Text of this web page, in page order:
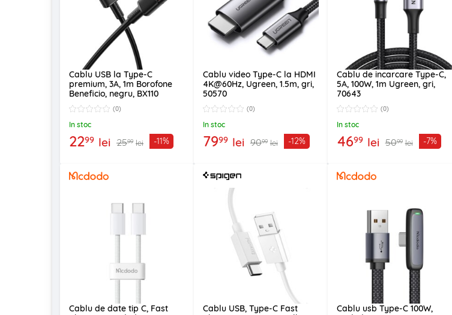
Cablu USB la Type-C
premium, 3A, 1m Borofone
Beneficio, negru, BX110
(0)
In stoc
2299 lei 2599 lei -11%
Cablu video Type-C la HDMI
4K@60Hz, Ugreen, 1.5m, gri,
50570
(0)
In stoc
7999 lei 9099 lei -12%
Cablu de incarcare Type-C,
5A, 100W, 1m Ugreen, gri,
70643
(0)
In stoc
4699 lei 5099 lei -7%
Cablu de date tip C, Fast
Cablu USB, Type-C Fast
Cablu usb Type-C 100W,